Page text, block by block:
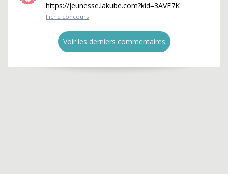
https://jeunesse.lakube.com?kid=3AVE7K
Fiche concours
Voir les derniers commentaires